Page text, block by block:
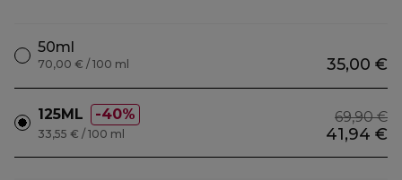
50ml
35,00 €
70,00 € / 100 ml
125ML 40% 69,90 €
41,94 €
33,55 € / 100 ml